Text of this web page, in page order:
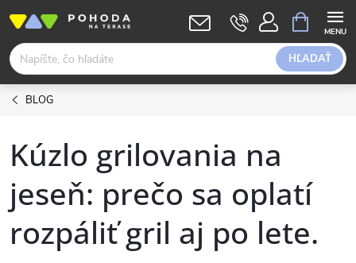
obsah
HĽADAŤ
KOŠÍK
BLOG
Kúzlo grilovania na
jeseň: prečo sa oplatí
rozpáliť gril aj po lete.